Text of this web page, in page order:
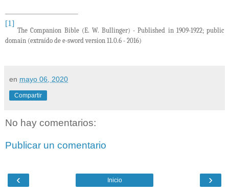
[1]
The Companion Bible (E. W. Bullinger) -Published in 1909-1922; public
domain (extraído de e-sword version 11.0.6 - 2016)
en mayo 06, 2020
Compartir
No hay comentarios:
Publicar un comentario
‹ ›
Inicio